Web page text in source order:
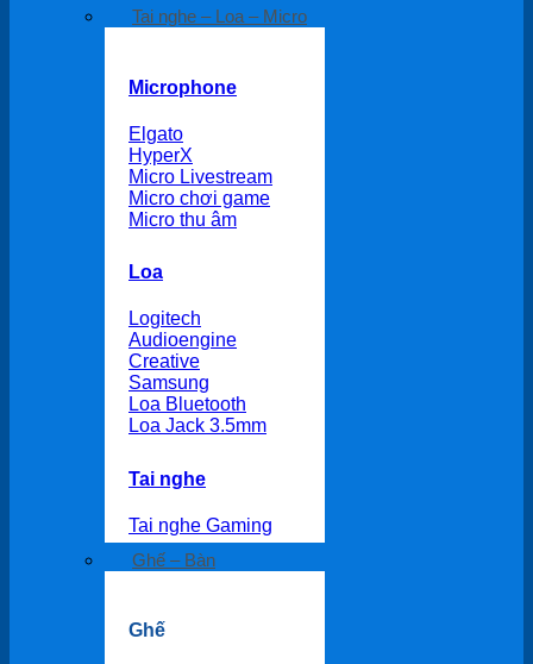
Tai nghe – Loa – Micro
Microphone
Elgato
HyperX
Micro Livestream
Micro chơi game
Micro thu âm
Loa
Logitech
Audioengine
Creative
Samsung
Loa Bluetooth
Loa Jack 3.5mm
Tai nghe
Tai nghe Gaming
Ghế – Bàn
Ghế